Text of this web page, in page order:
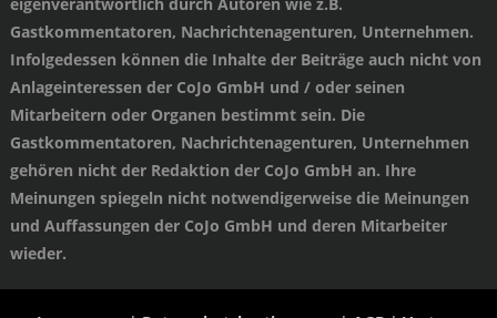
Gastkommentatoren, Nachrichtenagenturen, Unternehmen.
Infolgedessen können die Inhalte der Beiträge auch nicht von
Anlageinteressen der CoJo GmbH und / oder seinen
Mitarbeitern oder Organen bestimmt sein. Die
Gastkommentatoren, Nachrichtenagenturen, Unternehmen
gehören nicht der Redaktion der CoJo GmbH an. Ihre
Meinungen spiegeln nicht notwendigerweise die Meinungen
und Auffassungen der CoJo GmbH und deren Mitarbeiter
wieder.